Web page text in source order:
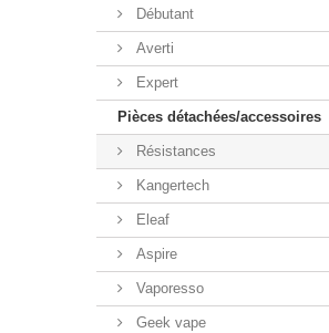
Débutant
Averti
Expert
Pièces détachées/accessoires
Résistances
Kangertech
Eleaf
Aspire
Vaporesso
Geek vape